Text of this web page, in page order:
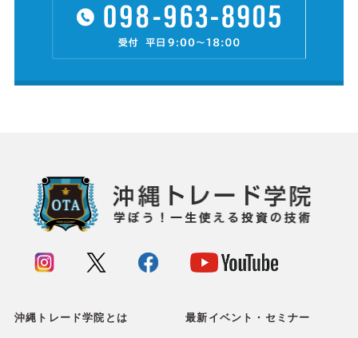
沖縄トレード学院とは 最新イベント・セミナー